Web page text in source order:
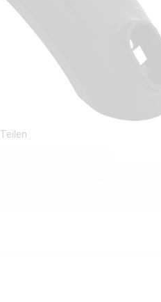
Teilen